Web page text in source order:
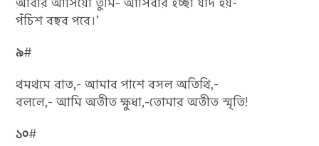
পঁচিশ বছর পরে।’
৯#
থমথমে রাত,- আমার পাশে বসল অতিথি,-
বললে,- আমি অতীত ক্ষুধা,-তোমার অতীত স্মৃতি!
১০#